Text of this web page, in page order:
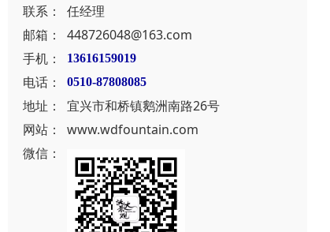
联系：
任经理
邮箱：
448726048@163.com
手机：
13616159019
电话： 0510-87808085
地址：
宜兴市和桥镇鹅洲南路26号
网站：
www.wdfountain.com
微信：